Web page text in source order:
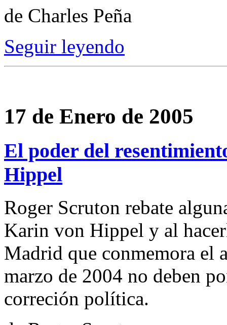
de Charles Peña
Seguir leyendo
17 de Enero de 2005
El poder del
Hippel
Roger Scruton rebate
Karin von Hippel y al
Madrid que conmemora el
marzo de 2004 no deben
correción política.